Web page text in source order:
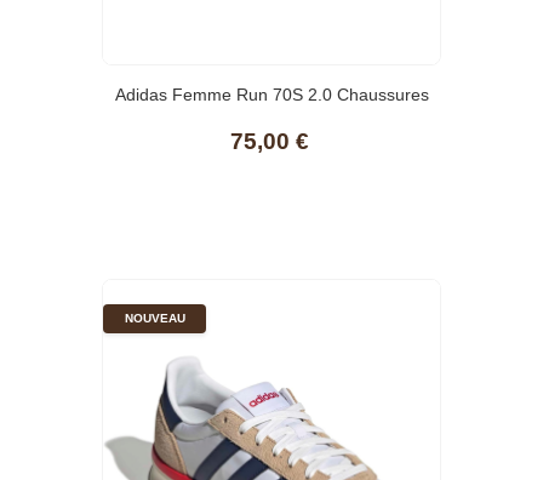
Adidas Femme Run 70S 2.0 Chaussures
75,00 €
NOUVEAU